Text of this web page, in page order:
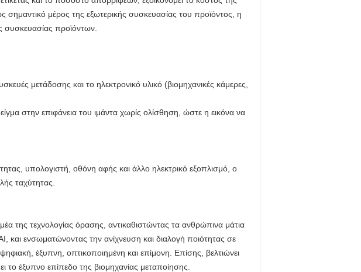
μέρος της εξωτερικής συσκευασίας του προϊόντος, η
συσκευασίας προϊόντων.
μετάδοσης και το ηλεκτρονικό υλικό (βιομηχανικές κάμερες,
στην επιφάνεια του ιμάντα χωρίς ολίσθηση, ώστε η εικόνα να
υπολογιστή, οθόνη αφής και άλλο ηλεκτρικό εξοπλισμό, ο
ταχύτητας.
της τεχνολογίας όρασης, αντικαθιστώντας τα ανθρώπινα μάτια
και ενσωματώνοντας την ανίχνευση και διαλογή ποιότητας σε
έξυπνη, οπτικοποιημένη και επίμονη. Επίσης, βελτιώνει
το έξυπνο επίπεδο της βιομηχανίας μεταποίησης.